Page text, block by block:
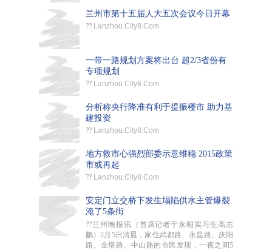
兰州市第十五届人大五次会议今日开幕
?? Lanzhou.City8.Com
一带一路规划方案将出台 超2/3省份有
专项规划
?? Lanzhou.City8.Com
分析称央行降准有利于提振楼市 助力基
建投资
?? Lanzhou.City8.Com
地方救市心强烈部委示意维稳 2015政策
市或再起
?? Lanzhou.City8.Com
安定门立交桥下发生塌陷供水主管爆裂
淹了5条街
??兰州晚报讯（首席记者于永昭实习生高志
鹏）2月5日清晨，家住武都路、永昌路、庆阳
路、金塔路、中山路的市民发现，一夜之间5